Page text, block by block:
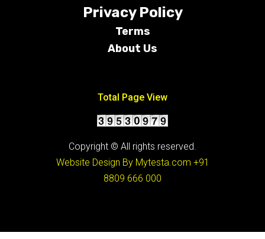
Privacy Policy
Terms
About Us
Total Page View
Copyright © All rights reserved.
Website Design By Mytesta.com +91
8809 666 000